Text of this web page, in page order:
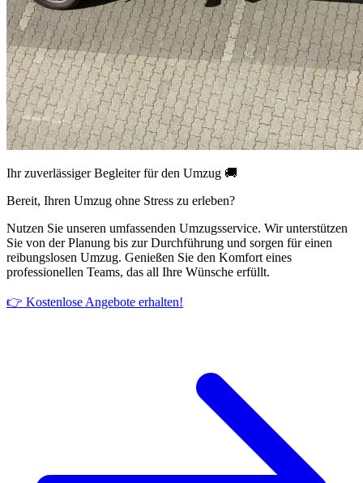
Ihr zuverlässiger Begleiter für den Umzug 🚚
Bereit, Ihren Umzug ohne Stress zu erleben?
Nutzen Sie unseren umfassenden Umzugsservice. Wir unterstützen
Sie von der Planung bis zur Durchführung und sorgen für einen
reibungslosen Umzug. Genießen Sie den Komfort eines
professionellen Teams, das all Ihre Wünsche erfüllt.
👉 Kostenlose Angebote erhalten!